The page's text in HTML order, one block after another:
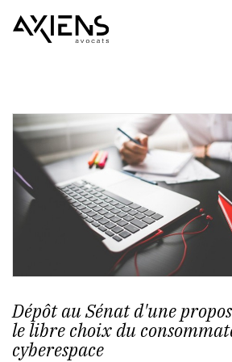
Dépôt au Sénat d'une
le libre choix du
cyberespace